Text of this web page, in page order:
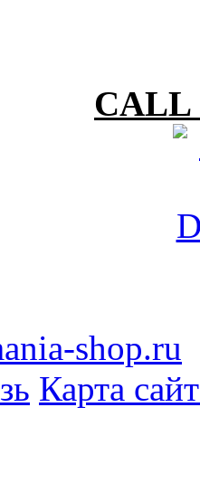
CALL
shop.ru
Карта